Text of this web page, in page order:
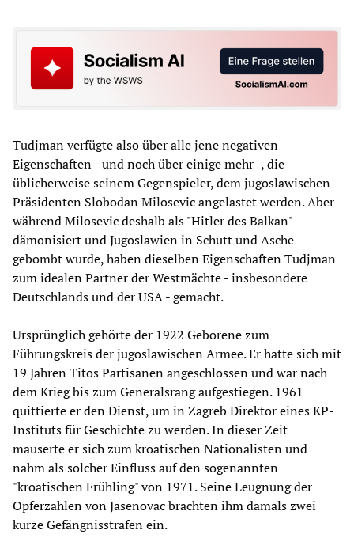
Tudjman verfügte also über alle jene negativen
Eigenschaften - und noch über einige mehr -, die
üblicherweise seinem Gegenspieler, dem jugoslawischen
Präsidenten Slobodan Milosevic angelastet werden. Aber
während Milosevic deshalb als "Hitler des Balkan"
dämonisiert und Jugoslawien in Schutt und Asche
gebombt wurde, haben dieselben Eigenschaften Tudjman
zum idealen Partner der Westmächte - insbesondere
Deutschlands und der USA - gemacht.
Ursprünglich gehörte der 1922 Geborene zum
Führungskreis der jugoslawischen Armee. Er hatte sich mit
19 Jahren Titos Partisanen angeschlossen und war nach
dem Krieg bis zum Generalsrang aufgestiegen. 1961
quittierte er den Dienst, um in Zagreb Direktor eines KP-
Instituts für Geschichte zu werden. In dieser Zeit
mauserte er sich zum kroatischen Nationalisten und
nahm als solcher Einfluss auf den sogenannten
"kroatischen Frühling" von 1971. Seine Leugnung der
Opferzahlen von Jasenovac brachten ihm damals zwei
kurze Gefängnisstrafen ein.